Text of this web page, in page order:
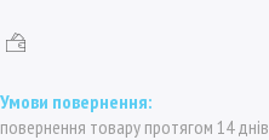
повернення товару протягом 14 днів